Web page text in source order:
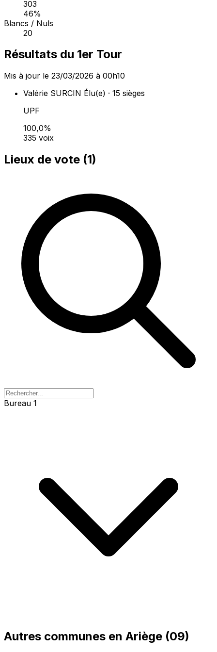
303
46%
Blancs / Nuls
20
Résultats du 1er Tour
Mis à jour le 23/03/2026 à 00h10
Valérie SURCIN Élu(e) · 15 sièges
UPF
100,0%
335 voix
Lieux de vote (1)
Bureau 1
Autres communes en Ariège (09)